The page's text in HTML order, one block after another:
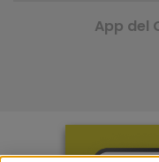
App del